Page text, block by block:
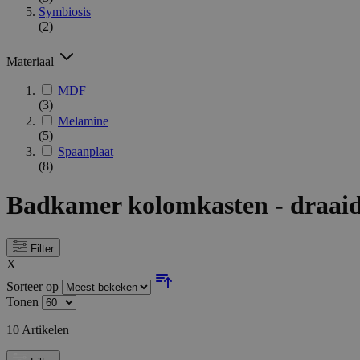
Symbiosis
(2)
Materiaal
MDF
(3)
Melamine
(5)
Spaanplaat
(8)
Badkamer kolomkasten -
Filter
X
Sorteer op
Tonen
10 Artikelen